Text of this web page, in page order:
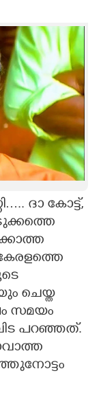
ദാ കോട്ട്,
ചെയ്ത
സമയം
പറഞ്ഞത്.